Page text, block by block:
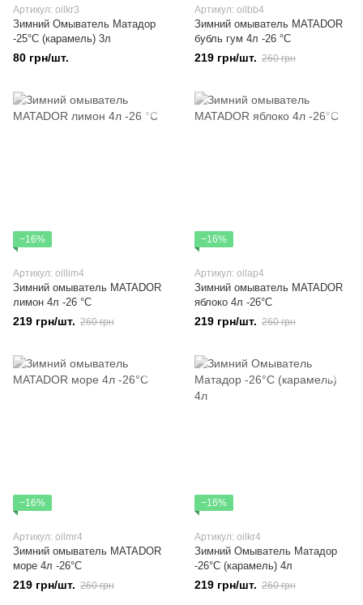
Артикул: oilkr3
Зимний Омыватель Матадор
-25°C (карамель) 3л
80 грн/шт.
Артикул: oilbb4
Зимний омыватель MATADOR
бубль гум 4л -26 °C
219 грн/шт. 260 грн
−16%
Артикул: oillim4
Зимний омыватель MATADOR
лимон 4л -26 °C
219 грн/шт. 260 грн
−16%
Артикул: oilap4
Зимний омыватель MATADOR
яблоко 4л -26°C
219 грн/шт. 260 грн
−16%
Артикул: oilmr4
Зимний омыватель MATADOR
море 4л -26°C
219 грн/шт. 260 грн
−16%
Артикул: oilkr4
Зимний Омыватель Матадор
-26°C (карамель) 4л
219 грн/шт. 260 грн